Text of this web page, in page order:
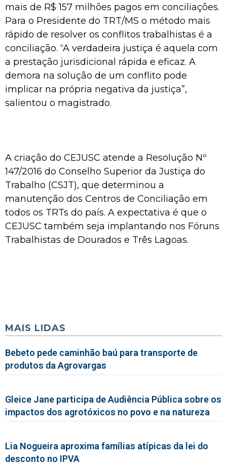
mais de R$ 157 milhões pagos em conciliações.
Para o Presidente do TRT/MS o método mais
rápido de resolver os conflitos trabalhistas é a
conciliação. “A verdadeira justiça é aquela com
a prestação jurisdicional rápida e eficaz. A
demora na solução de um conflito pode
implicar na própria negativa da justiça”,
salientou o magistrado.
A criação do CEJUSC atende a Resolução Nº
147/2016 do Conselho Superior da Justiça do
Trabalho (CSJT), que determinou a
manutenção dos Centros de Conciliação em
todos os TRTs do país. A expectativa é que o
CEJUSC também seja implantando nos Fóruns
Trabalhistas de Dourados e Três Lagoas.
MAIS LIDAS
Bebeto pede caminhão baú para transporte de
produtos da Agrovargas
Gleice Jane participa de Audiência Pública sobre os
impactos dos agrotóxicos no povo e na natureza
Lia Nogueira aproxima famílias atípicas da lei do
desconto no IPVA